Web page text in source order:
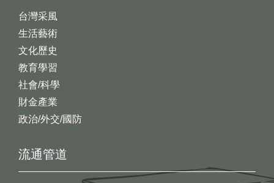
台灣采風
生活藝術
文化歷史
教育學習
社會/科學
財金產業
政治/外交/國防
流通管道